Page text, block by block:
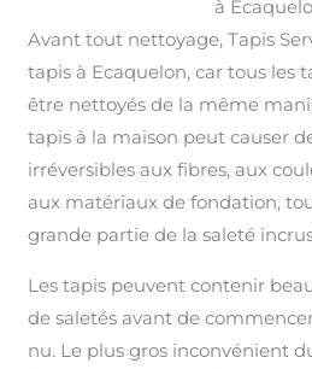
à
Avant tout nettoyage, Tapis
tapis à Ecaquelon, car tous les
être nettoyés de la même
tapis à la maison peut causer
irréversibles aux fibres, aux
aux matériaux de fondation,
grande partie de la saleté
Les tapis peuvent contenir
de saletés avant de
nu. Le plus gros inconvénient